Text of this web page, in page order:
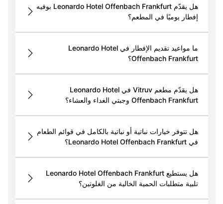
هل يقدّم Leonardo Hotel Offenbach Frankfurt بوفيه
إفطار يوميًا في المطعم؟
ما مواعيد تقديم الإفطار في Leonardo Hotel
Offenbach Frankfurt؟
هل يقدّم مطعم Vitruv في Leonardo Hotel
Offenbach Frankfurt وجبتي الغداء والعشاء؟
هل تتوفر خيارات نباتية أو نباتية بالكامل في قوائم الطعام
في Leonardo Hotel Offenbach Frankfurt؟
هل يستطيع Leonardo Hotel Offenbach Frankfurt
تلبية متطلبات الحمية الخالية من الغلوتين؟